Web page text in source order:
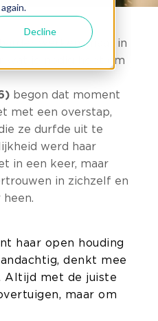
Decline
werken, maar in
wat je nodig hebt om
begon dat moment
met een overstap,
ze durfde uit te
werd haar
in een keer, maar
in zichzelf en
haar open houding
denkt mee
Altijd met de juiste
maar om